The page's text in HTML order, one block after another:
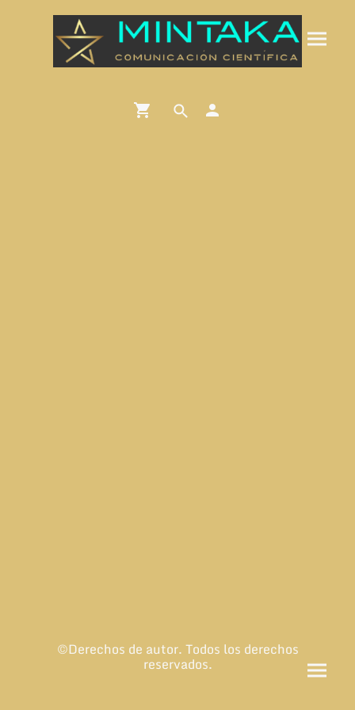
©Derechos de autor. Todos los derechos
reservados.